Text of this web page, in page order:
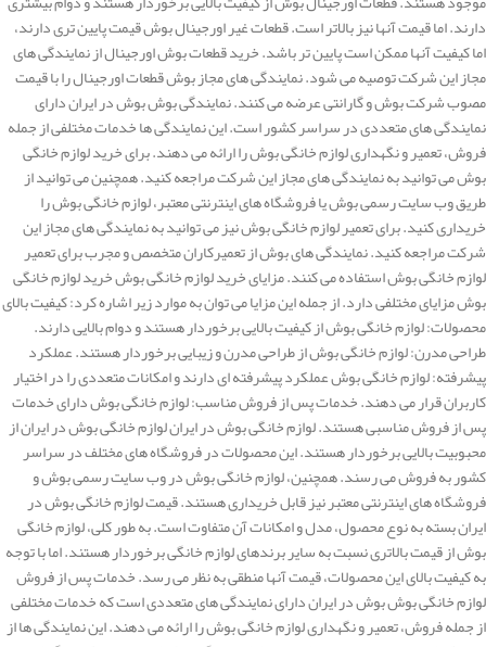
دارند. اما قیمت آنها نیز بالاتر است. قطعات غیر اورجینال بوش قیمت پایین تری دارند،
اما کیفیت آنها ممکن است پایین تر باشد. خرید قطعات بوش اورجینال از نمایندگی های
مجاز این شرکت توصیه می شود. نمایندگی های مجاز بوش قطعات اورجینال را با قیمت
مصوب شرکت بوش و گارانتی عرضه می کنند. نمایندگی بوش بوش در ایران دارای
نمایندگی های متعددی در سراسر کشور است. این نمایندگی ها خدمات مختلفی از جمله
فروش، تعمیر و نگهداری لوازم خانگی بوش را ارائه می دهند. برای خرید لوازم خانگی
بوش می توانید به نمایندگی های مجاز این شرکت مراجعه کنید. همچنین می توانید از
طریق وب سایت رسمی بوش یا فروشگاه های اینترنتی معتبر، لوازم خانگی بوش را
خریداری کنید. برای تعمیر لوازم خانگی بوش نیز می توانید به نمایندگی های مجاز این
شرکت مراجعه کنید. نمایندگی های بوش از تعمیرکاران متخصص و مجرب برای تعمیر
لوازم خانگی بوش استفاده می کنند. مزایای خرید لوازم خانگی بوش خرید لوازم خانگی
بوش مزایای مختلفی دارد. از جمله این مزایا می توان به موارد زیر اشاره کرد: کیفیت بالای
محصولات: لوازم خانگی بوش از کیفیت بالایی برخوردار هستند و دوام بالایی دارند.
طراحی مدرن: لوازم خانگی بوش از طراحی مدرن و زیبایی برخوردار هستند. عملکرد
پیشرفته: لوازم خانگی بوش عملکرد پیشرفته ای دارند و امکانات متعددی را در اختیار
کاربران قرار می دهند. خدمات پس از فروش مناسب: لوازم خانگی بوش دارای خدمات
پس از فروش مناسبی هستند. لوازم خانگی بوش در ایران لوازم خانگی بوش در ایران از
محبوبیت بالایی برخوردار هستند. این محصولات در فروشگاه های مختلف در سراسر
کشور به فروش می رسند. همچنین، لوازم خانگی بوش در وب سایت رسمی بوش و
فروشگاه های اینترنتی معتبر نیز قابل خریداری هستند. قیمت لوازم خانگی بوش در
ایران بسته به نوع محصول، مدل و امکانات آن متفاوت است. به طور کلی، لوازم خانگی
بوش از قیمت بالاتری نسبت به سایر برندهای لوازم خانگی برخوردار هستند. اما با توجه
به کیفیت بالای این محصولات، قیمت آنها منطقی به نظر می رسد. خدمات پس از فروش
لوازم خانگی بوش بوش در ایران دارای نمایندگی های متعددی است که خدمات مختلفی
از جمله فروش، تعمیر و نگهداری لوازم خانگی بوش را ارائه می دهند. این نمایندگی ها از